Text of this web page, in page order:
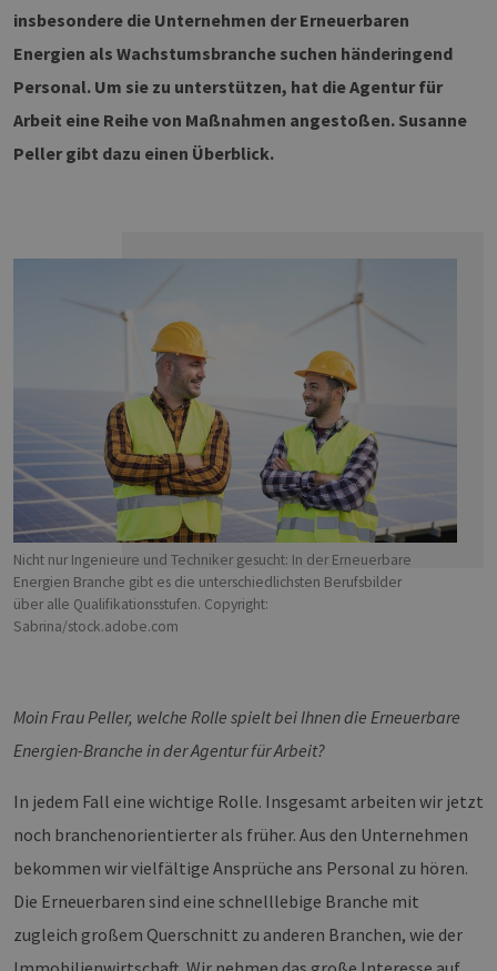
insbesondere die Unternehmen der Erneuerbaren
Energien als Wachstumsbranche suchen händeringend
Personal. Um sie zu unterstützen, hat die Agentur für
Arbeit eine Reihe von Maßnahmen angestoßen. Susanne
Peller gibt dazu einen Überblick.
Nicht nur Ingenieure und Techniker gesucht: In der Erneuerbare
Energien Branche gibt es die unterschiedlichsten Berufsbilder
über alle Qualifikationsstufen. Copyright:
Sabrina/stock.adobe.com
Moin Frau Peller, welche Rolle spielt bei Ihnen die Erneuerbare
Energien-Branche in der Agentur für Arbeit?
In jedem Fall eine wichtige Rolle. Insgesamt arbeiten wir jetzt
noch branchenorientierter als früher. Aus den Unternehmen
bekommen wir vielfältige Ansprüche ans Personal zu hören.
Die Erneuerbaren sind eine schnelllebige Branche mit
zugleich großem Querschnitt zu anderen Branchen, wie der